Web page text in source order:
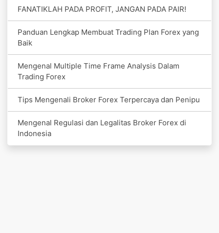
FANATIKLAH PADA PROFIT, JANGAN PADA PAIR!
Panduan Lengkap Membuat Trading Plan Forex yang
Baik
Mengenal Multiple Time Frame Analysis Dalam
Trading Forex
Tips Mengenali Broker Forex Terpercaya dan Penipu
Mengenal Regulasi dan Legalitas Broker Forex di
Indonesia